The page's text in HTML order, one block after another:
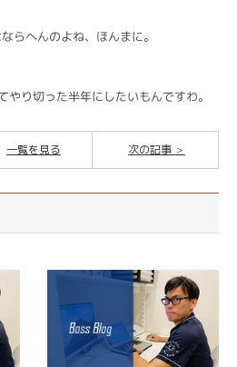
らへんのよね、ほんまに。
り切った半年にしたいもんですわ。
次の記事
一覧を見る